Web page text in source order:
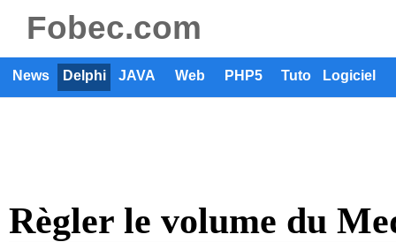
Fobec.com
News Delphi JAVA Web PHP5 Tuto Logiciel
Règler le volume du